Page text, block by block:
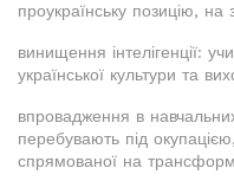
проукраїнську позицію, на
винищення інтелігенції:
української культури та
впровадження в
перебувають під
спрямованої на